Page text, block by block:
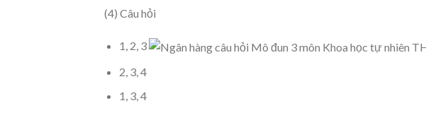
(4) Câu hỏi
1, 2, 3
2, 3, 4
1, 3, 4